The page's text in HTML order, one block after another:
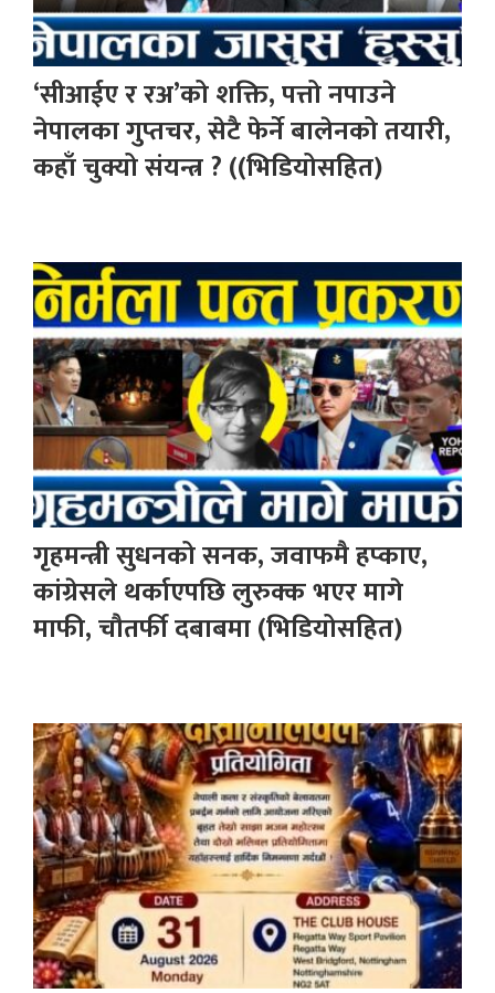
‘सीआईए र रअ’को शक्ति, पत्तो नपाउने
नेपालका गुप्तचर, सेटै फेर्ने बालेनको तयारी,
कहाँ चुक्यो संयन्त्र ? ((भिडियोसहित)
गृहमन्त्री सुधनको सनक, जवाफमै हप्काए,
कांग्रेसले थर्काएपछि लुरुक्क भएर मागे
माफी, चौतर्फी दबाबमा (भिडियोसहित)